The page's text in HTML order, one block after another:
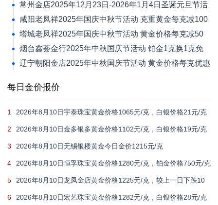
金跌1.39%报4046.42美元/盎司
常州金店2025年12月23日-2026年1月4日圣诞元旦节活
动 黄金价格每克减120元
咸阳老凤祥2025年国庆中秋节活动 克重黄金每克减100
元
塔城老凤祥2025年国庆中秋节活动 黄金价格每克减50
元
烟台鑫荟金行2025年中秋国庆节活动 铂金1克换1克免
新品工艺费
辽宁朝阳金店2025年中秋国庆节活动 黄金价格每克优惠
每日金价报价
1 2026年8月10日宇泰珠宝黄金价格1065元/克，白银价格21元/克
2 2026年8月10日金多银多黄金价格1102元/克，白银价格19元/克
3 2026年8月10日无锡银楼黄金今日金价1215元/克
4 2026年8月10日恒孚珠宝黄金价格1280元/克，铂金价格750元/克
5
2026年8月10日龙凤金店黄金价格1225元/克，较上一日下跌10
6
2026年8月10日宏艺珠宝黄金价格1282元/克，白银价格28元/克